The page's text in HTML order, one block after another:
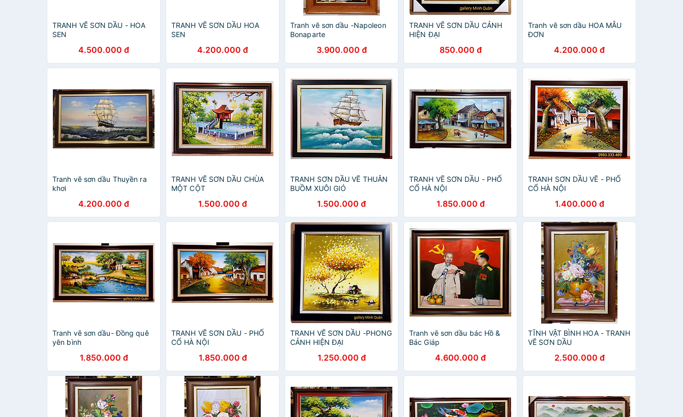
TRANH VẼ SƠN DẦU - HOA
SEN
4.500.000 đ
TRANH VẼ SƠN DẦU HOA
SEN
4.200.000 đ
Tranh vẽ sơn dầu -Napoleon
Bonaparte
3.900.000 đ
TRANH VẼ SƠN DẦU CẢNH
HIỆN ĐẠI
850.000 đ
Tranh vẽ sơn dầu HOA MẪU
ĐƠN
4.200.000 đ
Tranh vẽ sơn dầu Thuyền ra
khơi
4.200.000 đ
TRANH VẼ SƠN DẦU CHÙA
MỘT CỘT
1.500.000 đ
TRANH SƠN DẦU VẼ THUÂN
BUỒM XUÔI GIÓ
1.500.000 đ
TRANH VẼ SƠN DẦU - PHỐ
CỔ HÀ NỘI
1.850.000 đ
TRANH SƠN DẦU VẼ - PHỐ
CỔ HÀ NỘI
1.400.000 đ
Tranh vẽ sơn dầu- Đồng quê
yên bình
1.850.000 đ
TRANH VẼ SƠN DẦU - PHỐ
CỔ HÀ NỘI
1.850.000 đ
TRANH VẼ SƠN DẦU -PHONG
CẢNH HIỆN ĐẠI
1.250.000 đ
Tranh vẽ sơn dầu bác Hồ &
Bác Giáp
4.600.000 đ
TĨNH VẬT BÌNH HOA - TRANH
VẼ SƠN DẦU
2.500.000 đ